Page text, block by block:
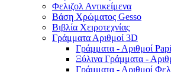
Φελιζολ Αντικείμενα
Βάση Χρώματος Gesso
Βιβλία Χειροτεχνίας
Γράμματα Αριθμοί 3D
Γράμματα - Αριθμοί
Ξύλινα Γράμματα -
Γράμματα - Αριθμοί